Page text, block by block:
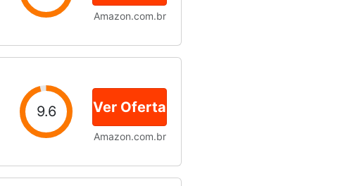
Amazon.com.br
9.6 Ver Oferta
Amazon.com.br